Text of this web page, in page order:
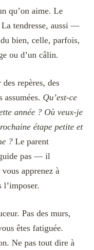
qu’on aime. Le
tendresse, aussi —
bien, celle, parfois,
ou d’un câlin.
repères, des
assumées. Qu’est-ce
année ? Où veux-je
étape petite et
? Le parent
pas — il
apprenez à
l’imposer.
Pas des murs,
êtes fatiguée.
Ne pas tout dire à